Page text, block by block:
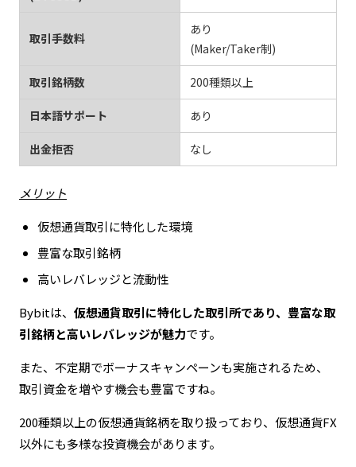
取引手数料
あり
(Maker/Taker制)
取引銘柄数 200種類以上
日本語サポート あり
出金拒否 なし
メリット
仮想通貨取引に特化した環境
豊富な取引銘柄
高いレバレッジと流動性
Bybitは、 仮想通貨取引に特化した取引所であり、豊富な取
引銘柄と高いレバレッジが魅力です。
また、不定期でボーナスキャンペーンも実施されるため、
取引資金を増やす機会も豊富ですね。
200種類以上の仮想通貨銘柄を取り扱っており、仮想通貨FX
以外にも多様な投資機会があります。